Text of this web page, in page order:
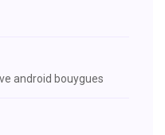
android bouygues